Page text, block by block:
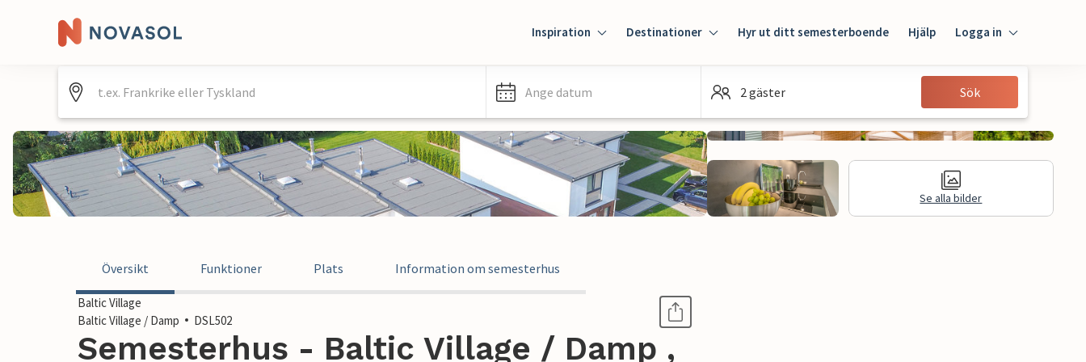
Inspiration Destinationer Hyr ut ditt semesterboende Hjälp Logga in
Gäst
Ange datum 2 gäster Sök
Se alla bilder
Översikt Funktioner Plats Information om semesterhus
Baltic Village
Baltic Village / Damp
DSL502
Semesterhus - Baltic Village / Damp ,